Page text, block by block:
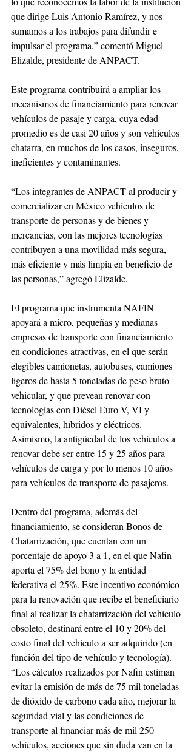
que dirige Luis Antonio Ramírez, y nos
sumamos a los trabajos para difundir e
impulsar el programa,” comentó Miguel
Elizalde, presidente de ANPACT.
Este programa contribuirá a ampliar los
mecanismos de financiamiento para renovar
vehículos de pasaje y carga, cuya edad
promedio es de casi 20 años y son vehículos
chatarra, en muchos de los casos, inseguros,
ineficientes y contaminantes.
“Los integrantes de ANPACT al producir y
comercializar en México vehículos de
transporte de personas y de bienes y
mercancías, con las mejores tecnologías
contribuyen a una movilidad más segura,
más eficiente y más limpia en beneficio de
las personas,” agregó Elizalde.
El programa que instrumenta NAFIN
apoyará a micro, pequeñas y medianas
empresas de transporte con financiamiento
en condiciones atractivas, en el que serán
elegibles camionetas, autobuses, camiones
ligeros de hasta 5 toneladas de peso bruto
vehicular, y que prevean renovar con
tecnologías con Diésel Euro V, VI y
equivalentes, híbridos y eléctricos.
Asimismo, la antigüedad de los vehículos a
renovar debe ser entre 15 y 25 años para
vehículos de carga y por lo menos 10 años
para vehículos de transporte de pasajeros.
Dentro del programa, además del
financiamiento, se consideran Bonos de
Chatarrización, que cuentan con un
porcentaje de apoyo 3 a 1, en el que Nafin
aporta el 75% del bono y la entidad
federativa el 25%. Este incentivo económico
para la renovación que recibe el beneficiario
final al realizar la chatarrización del vehículo
obsoleto, destinará entre el 10 y 20% del
costo final del vehículo a ser adquirido (en
función del tipo de vehículo y tecnología).
“Los cálculos realizados por Nafin estiman
evitar la emisión de más de 75 mil toneladas
de dióxido de carbono cada año, mejorar la
seguridad vial y las condiciones de
transporte al financiar más de mil 250
vehículos, acciones que sin duda van en la